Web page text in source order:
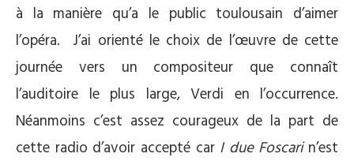
à la manière qu’a le public toulousain d’aimer
l’opéra. J’ai orienté le choix de l’œuvre de cette
journée vers un compositeur que connaît
l’auditoire le plus large, Verdi en l’occurrence.
Néanmoins c’est assez courageux de la part de
cette radio d’avoir accepté car I due Foscarin’est